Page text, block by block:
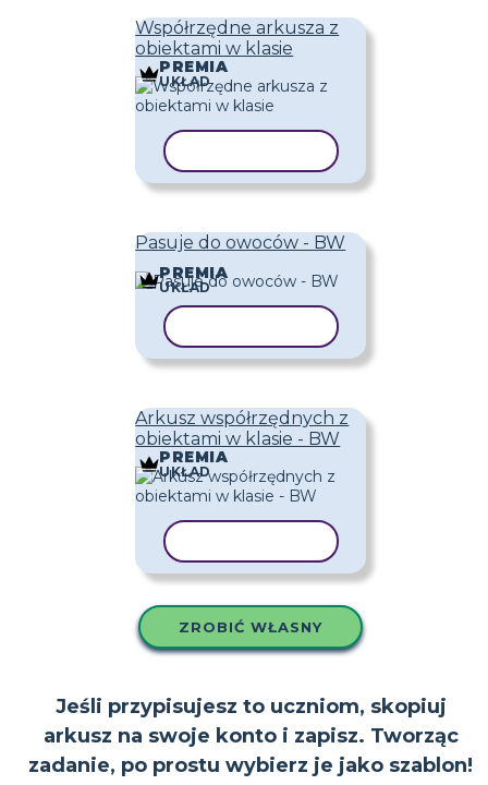
Współrzędne arkusza z
obiektami w klasie
PREMIA
UKŁAD
Pasuje do owoców - BW
PREMIA
UKŁAD
Arkusz współrzędnych z
obiektami w klasie - BW
PREMIA
UKŁAD
ZROBIĆ WŁASNY
Jeśli przypisujesz to uczniom, skopiuj
arkusz na swoje konto i zapisz. Tworząc
zadanie, po prostu wybierz je jako szablon!